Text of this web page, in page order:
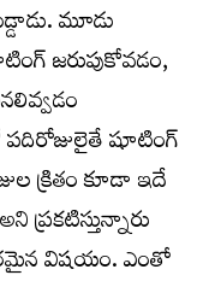
మూడు
జరుపుకోవడం,
షూటింగ్
క్రితం కూడా ఇదే
ప్రకటిస్తున్నారు
విషయం. ఎంతో